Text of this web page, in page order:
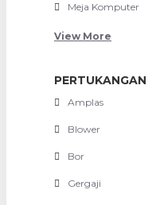
Meja Komputer
View More
PERTUKANGAN
Amplas
Blower
Bor
Gergaji